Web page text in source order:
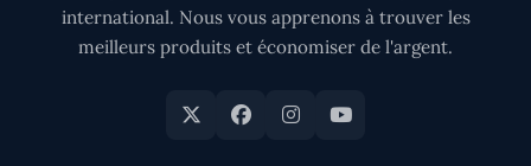
international. Nous vous apprenons à trouver les
meilleurs produits et économiser de l'argent.